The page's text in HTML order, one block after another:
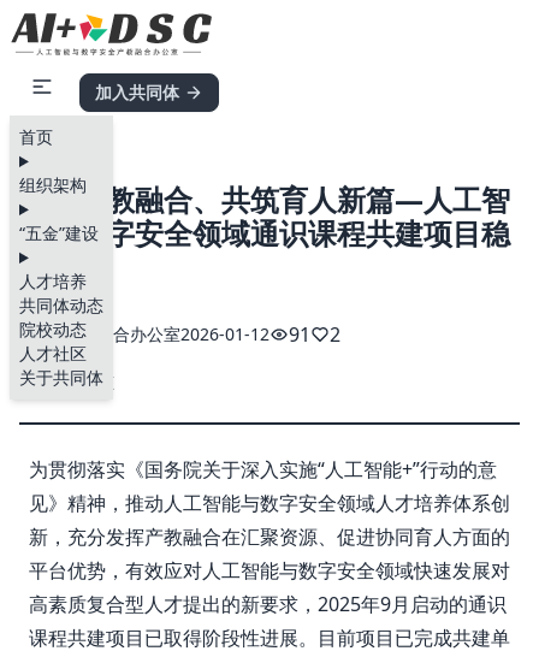
首页
组织架构
“五金”建设
人才培养
共同体动态
院校动态
人才社区
关于共同体
加入共同体
聚力产教融合、共筑育人新篇—人工智
能与数字安全领域通识课程共建项目稳
步推进
产教融合办公室2026-01-12 91 2
#共同体动态
为贯彻落实《国务院关于深入实施“人工智能+”行动的意
见》精神，推动人工智能与数字安全领域人才培养体系创
新，充分发挥产教融合在汇聚资源、促进协同育人方面的
平台优势，有效应对人工智能与数字安全领域快速发展对
高素质复合型人才提出的新要求，2025年9月启动的通识
课程共建项目已取得阶段性进展。目前项目已完成共建单